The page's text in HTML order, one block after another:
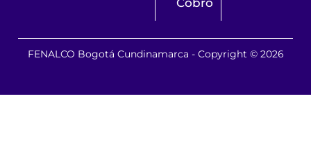
FENALCO Bogotá Cundinamarca - Copyright © 2026